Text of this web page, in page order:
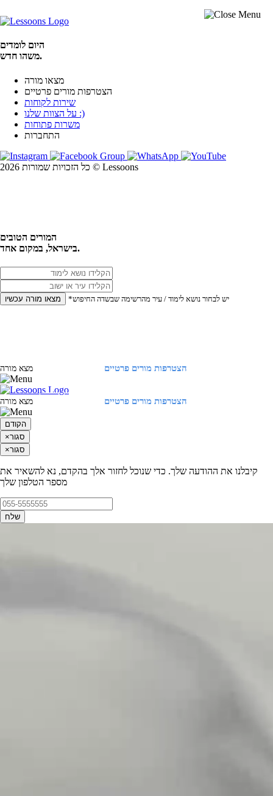
היום לומדים
משהו חדש.
מצאו מורה
הצטרפות מורים פרטיים
שירות לקוחות
על הצוות שלנו :)
משרות פתוחות
התחברות
כל הזכויות שמורות 2026 © Lessoons
המורים הטובים
בישראל, במקום אחד.
מצאו מורה עכשיו *יש לבחור נושא לימוד / עיר מהרשימה שבשדה החיפוש
הצטרפות מורים פרטיים מצא מורה
הצטרפות מורים פרטיים מצא מורה
הקודם
×סגור
×סגור
קיבלנו את ההודעה שלך. כדי שנוכל לחזור אלך בהקדם, נא להשאיר את
מספר הטלפון שלך
שלח